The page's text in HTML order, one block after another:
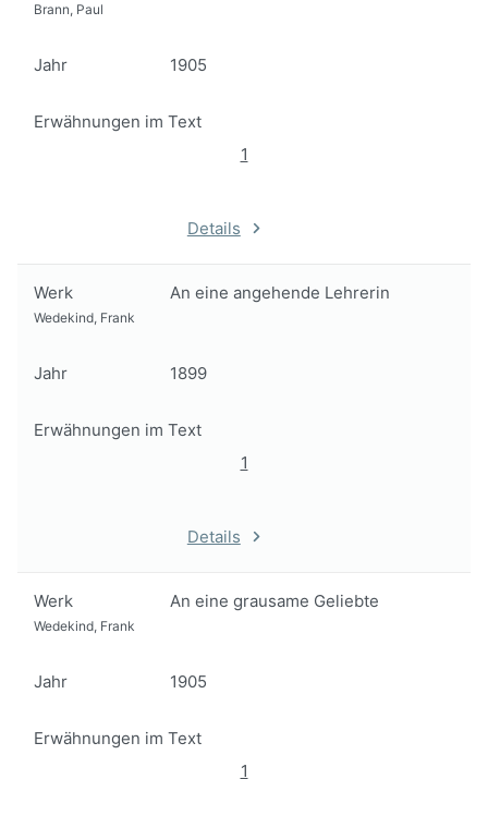
Brann, Paul
Jahr 1905
Erwähnungen im Text
1
Details
Werk An eine angehende Lehrerin
Wedekind, Frank
Jahr 1899
Erwähnungen im Text
1
Details
Werk An eine grausame Geliebte
Wedekind, Frank
Jahr 1905
Erwähnungen im Text
1